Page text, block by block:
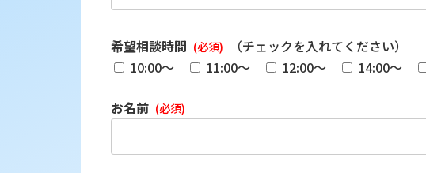
希望相談時間 (必須)
（チェックを入れてください）
10:00～
11:00～ 12:00～ 14:00～
お名前 (必須)